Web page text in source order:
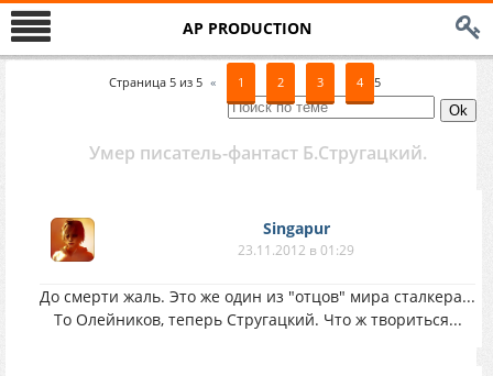
AP PRODUCTION
Страница 5 из 5 « 1 2 3 4 5
Умер писатель-фантаст Б.Стругацкий.
Singapur
23.11.2012 в 01:29
До смерти жаль. Это же один из "отцов" мира сталкера...
То Олейников, теперь Стругацкий. Что ж твориться...